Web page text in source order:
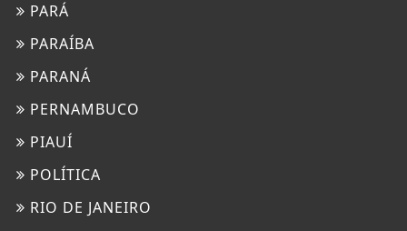
PARÁ
PARAÍBA
PARANÁ
PERNAMBUCO
PIAUÍ
POLÍTICA
RIO DE JANEIRO